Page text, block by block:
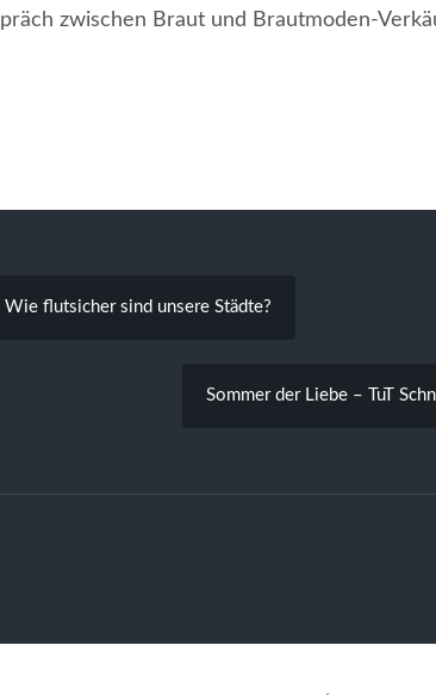
zwischen Braut und Brautmoden-
flutsicher sind unsere Städte?
Sommer der Liebe – TuT